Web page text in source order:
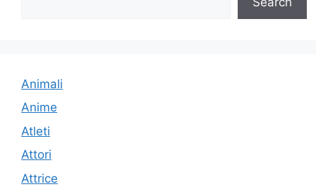
Animali
Anime
Atleti
Attori
Attrice